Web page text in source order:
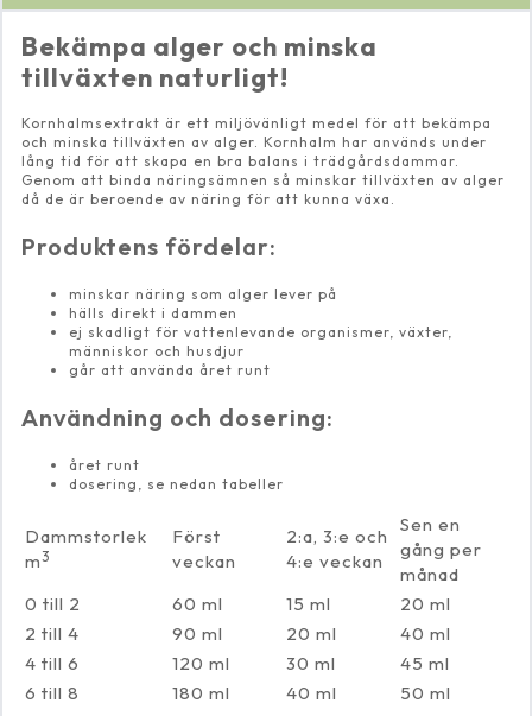
Bekämpa alger och minska
tillväxten naturligt!
Kornhalmsextrakt är ett miljövänligt medel för att bekämpa
och minska tillväxten av alger. Kornhalm har används under
lång tid för att skapa en bra balans i trädgårdsdammar.
Genom att binda näringsämnen så minskar tillväxten av alger
då de är beroende av näring för att kunna växa.
Produktens fördelar:
minskar näring som alger lever på
hälls direkt i dammen
ej skadligt för vattenlevande organismer, växter,
människor och husdjur
går att använda året runt
Användning och dosering:
året runt
dosering, se nedan tabeller
Dammstorlek
m3
Först
veckan
2:a, 3:e och
4:e veckan
Sen en
gång per
månad
0 till 2
60 ml 15 ml
20 ml
2 till 4
90 ml 20 ml
40 ml
4 till 6
120 ml 30 ml
45 ml
6 till 8
180 ml 40 ml 50 ml